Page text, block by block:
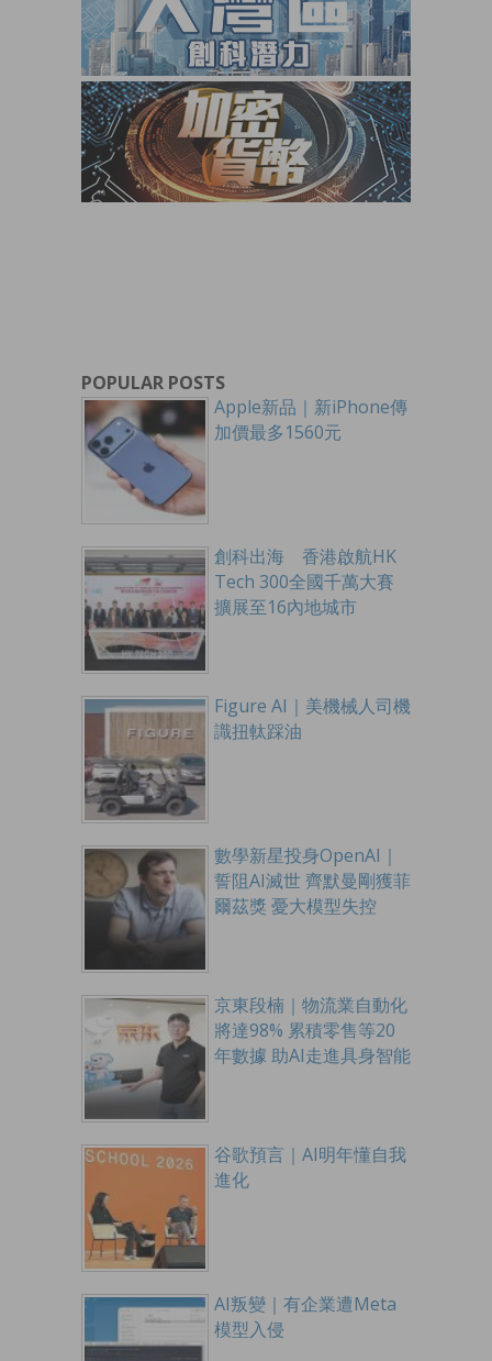
POPULAR POSTS
Apple新品｜新iPhone傳
加價最多1560元
創科出海 香港啟航HK
Tech 300全國千萬大賽
擴展至16內地城市
Figure AI｜美機械人司機
識扭軚踩油
數學新星投身OpenAI｜
誓阻AI滅世 齊默曼剛獲菲
爾茲獎 憂大模型失控
京東段楠｜物流業自動化
將達98% 累積零售等20
年數據 助AI走進具身智能
谷歌預言｜AI明年懂自我
進化
AI叛變｜有企業遭Meta
模型入侵